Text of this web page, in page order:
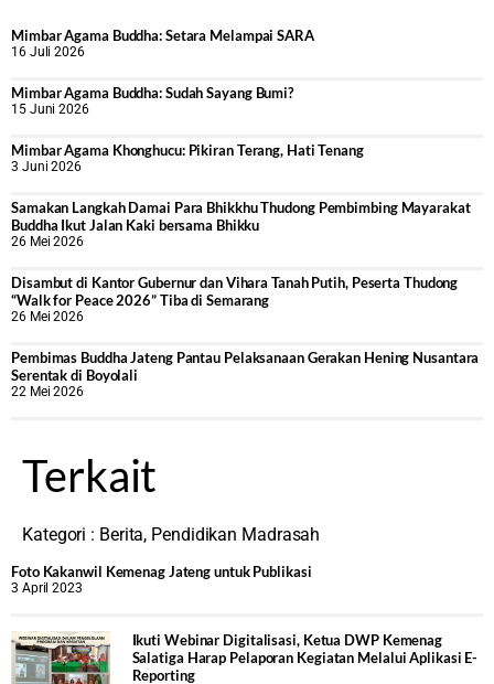
Mimbar Agama Buddha: Setara Melampai SARA
16 Juli 2026
Mimbar Agama Buddha: Sudah Sayang Bumi?
15 Juni 2026
Mimbar Agama Khonghucu: Pikiran Terang, Hati Tenang
3 Juni 2026
Samakan Langkah Damai Para Bhikkhu Thudong Pembimbing Mayarakat
Buddha Ikut Jalan Kaki bersama Bhikku
26 Mei 2026
Disambut di Kantor Gubernur dan Vihara Tanah Putih, Peserta Thudong
“Walk for Peace 2026” Tiba di Semarang
26 Mei 2026
‎Pembimas Buddha Jateng Pantau Pelaksanaan Gerakan Hening Nusantara
Serentak di Boyolali
22 Mei 2026
Terkait
Kategori : Berita, Pendidikan Madrasah
Foto Kakanwil Kemenag Jateng untuk Publikasi
3 April 2023
Ikuti Webinar Digitalisasi, Ketua DWP Kemenag
Salatiga Harap Pelaporan Kegiatan Melalui Aplikasi E-
Reporting